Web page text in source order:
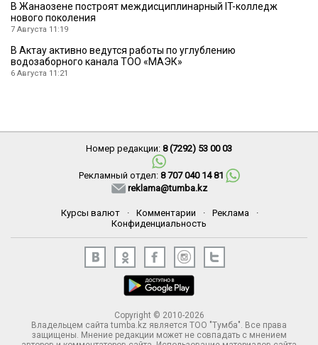
В Жанаозене построят междисциплинарный IT-колледж
нового поколения
7 Августа 11:19
В Актау активно ведутся работы по углублению
водозаборного канала ТОО «МАЭК»
6 Августа 11:21
Номер редакции: 8 (7292) 53 00 03
Рекламный отдел: 8 707 040 14 81
reklama@tumba.kz
Курсы валют · Комментарии · Реклама
·
Конфиденциальность
Copyright © 2010-2026
Владельцем сайта tumba.kz является ТОО "Тумба". Все права
защищены. Мнение редакции может не совпадать с мнением